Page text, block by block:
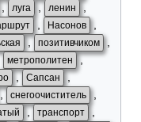
, луга , ленин ,
Насонов
, позитивчиком
метрополитен ,
, Сапсан ,
, снегоочиститель
, транспорт